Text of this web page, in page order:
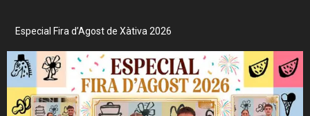
Especial Fira d’Agost de Xàtiva 2026